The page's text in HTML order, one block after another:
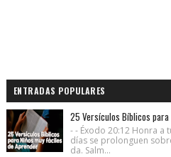
ENTRADAS POPULARES
25 Versículos Bíblicos
- - Éxodo 20:12 Honra a
días se prolonguen
da. Salm...